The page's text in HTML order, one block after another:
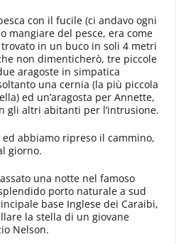
con il fucile (ci andavo ogni
mangiare del pesce, era co­me
in un buco in soli 4 metri
non dimenticherò, tre piccole
ara­goste in simpatica
una cernia (la più piccola
ed un’ara­gosta per Annette,
gli altri abitanti per l’intrusione.
abbiamo ripreso il cammino,
giorno.
una notte nel famoso
porto naturale a sud
base Inglese dei Caraibi,
la stella di un giovane
Nelson.